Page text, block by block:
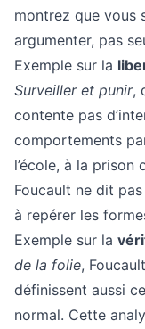
montrez que vous
argumenter, pas
Exemple sur la
Surveiller et punir,
contente pas
comportements
l’école, à la prison
Foucault ne dit
à repérer les
Exemple sur la
de la folie,
définissent aussi
normal. Cette